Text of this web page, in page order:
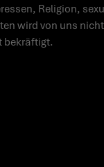
Religion,
wird von uns
bekräftigt.